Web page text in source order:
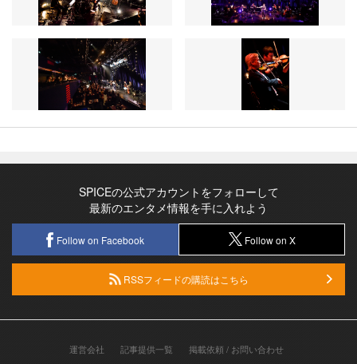
SPICEの公式アカウントをフォローして
最新のエンタメ情報を手に入れよう
Follow on Facebook Follow on X
RSSフィードの購読はこちら
運営会社 記事提供一覧 掲載依頼 / お問い合わせ